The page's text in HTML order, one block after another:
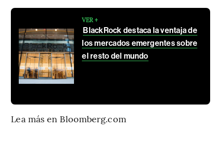
VER +
BlackRock destaca la ventaja de
los mercados emergentes sobre
el resto del mundo
Lea más en Bloomberg.com